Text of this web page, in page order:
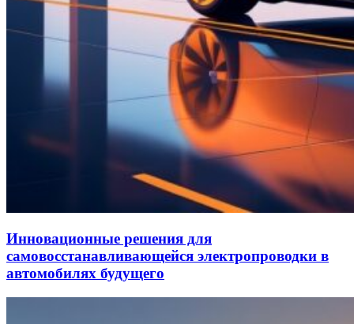
Инновационные решения для
самовосстанавливающейся электропроводки в
автомобилях будущего